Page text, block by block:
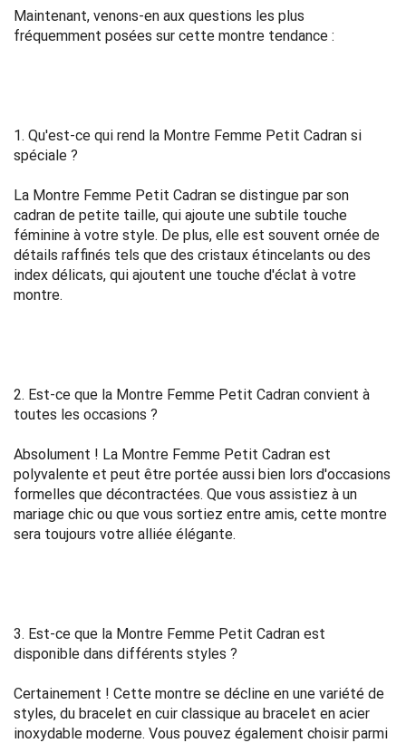
Maintenant, venons-en aux questions les plus
fréquemment posées sur cette montre tendance :
1. Qu'est-ce qui rend la Montre Femme Petit Cadran si
spéciale ?
La Montre Femme Petit Cadran se distingue par son
cadran de petite taille, qui ajoute une subtile touche
féminine à votre style. De plus, elle est souvent ornée de
détails raffinés tels que des cristaux étincelants ou des
index délicats, qui ajoutent une touche d'éclat à votre
montre.
2. Est-ce que la Montre Femme Petit Cadran convient à
toutes les occasions ?
Absolument ! La Montre Femme Petit Cadran est
polyvalente et peut être portée aussi bien lors d'occasions
formelles que décontractées. Que vous assistiez à un
mariage chic ou que vous sortiez entre amis, cette montre
sera toujours votre alliée élégante.
3. Est-ce que la Montre Femme Petit Cadran est
disponible dans différents styles ?
Certainement ! Cette montre se décline en une variété de
styles, du bracelet en cuir classique au bracelet en acier
inoxydable moderne. Vous pouvez également choisir parmi